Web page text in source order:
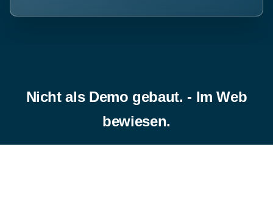
Nicht als Demo gebaut. - Im Web
bewiesen.